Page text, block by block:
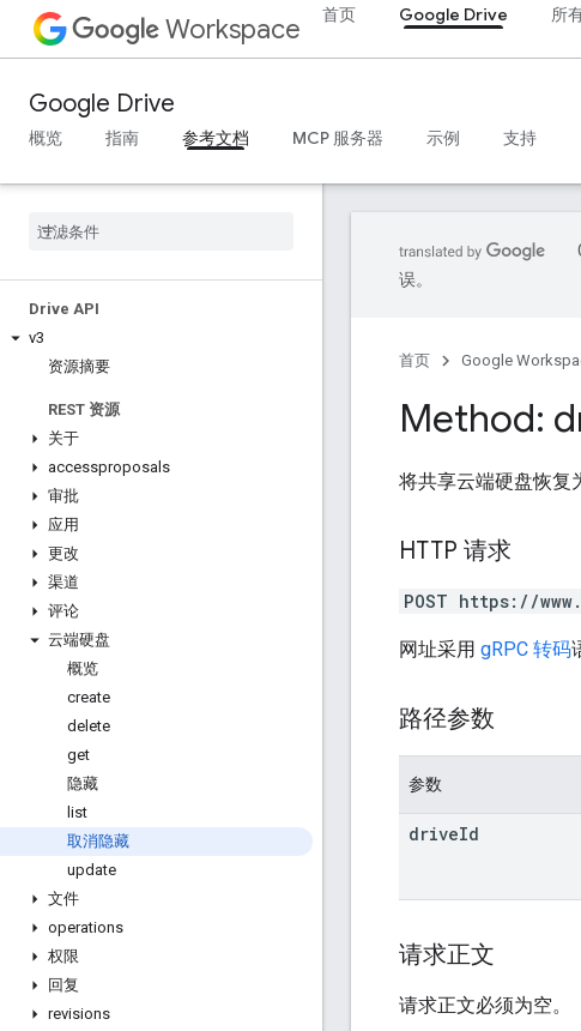
Workspace 首页 Google Drive 所
Google Drive
概览 指南 参考文档 MCP 服务器 示例 支持
Drive API
v3
资源摘要
REST 资源
关于
accessproposals
审批
应用
更改
渠道
评论
云端硬盘
概览
create
delete
get
隐藏
list
取消隐藏
update
文件
operations
权限
回复
revisions
误。
首页 Google
Method:
将共享云端硬盘恢复
HTTP 请求
POST https://
网址采用 gRPC 转码
路径参数
参数
driveId
请求正文
请求正文必须为空。